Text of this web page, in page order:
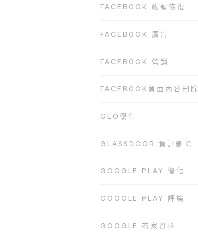
FACEBOOK 帳號恢復
FACEBOOK 廣告
FACEBOOK 營銷
FACEBOOK負面內容刪除
GEO優化
GLASSDOOR 負評刪除
GOOGLE PLAY 優化
GOOGLE PLAY 評論
GOOGLE 商家資料